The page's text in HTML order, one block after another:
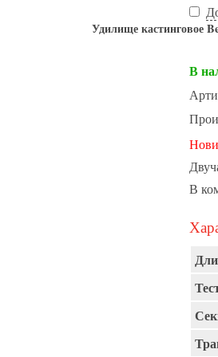
Удилище кастинговое
В
В